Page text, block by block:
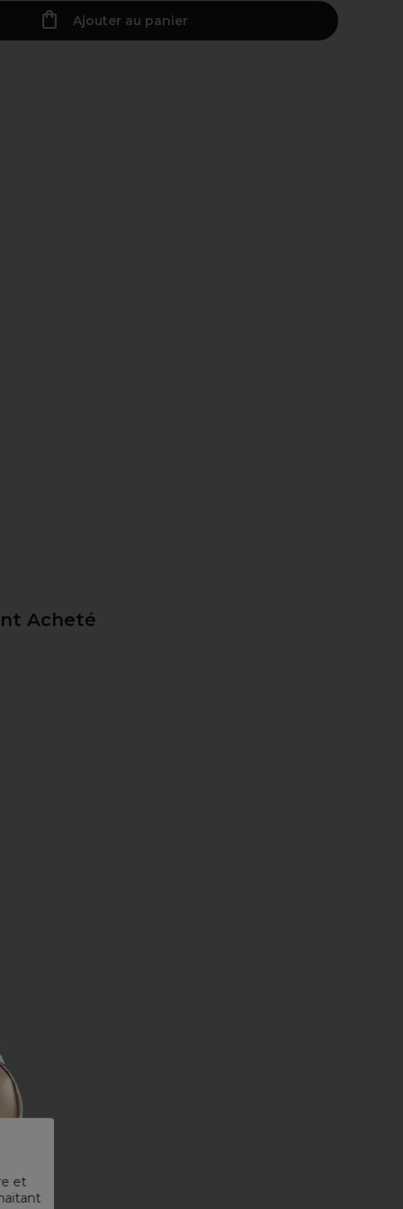
et
Ajouter au panier
Acheté